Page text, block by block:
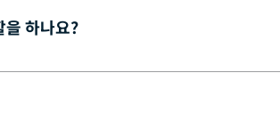
을 하나요?